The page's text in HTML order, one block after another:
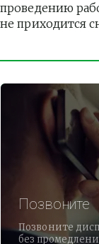
проведению
не приходится
Позвоните
Позвоните
без